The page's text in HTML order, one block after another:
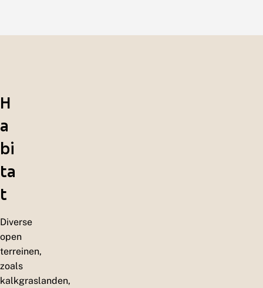
H
a
bi
ta
t
Diverse
open
terreinen,
zoals
kalkgraslanden,